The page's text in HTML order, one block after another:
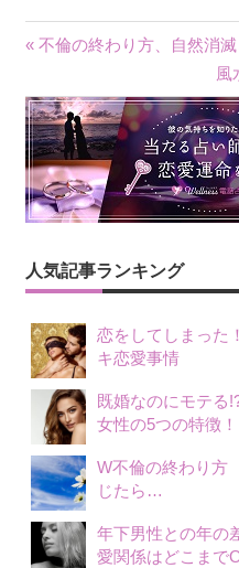
稿
ナ
ビ
ー
シ
ョ
ン
« 不倫の終わり方、自然消
風
人気記事ランキング
恋をしてしまった
キ恋愛事情
既婚なのにモテ
女性の5つの特徴！
W不倫の終わり方
じたら…
年下男性との年
愛関係はどこまで